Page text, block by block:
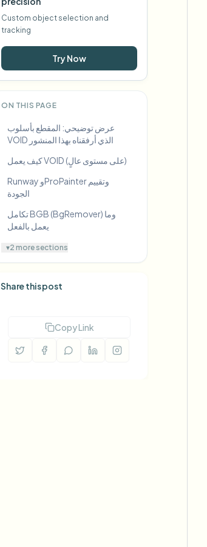
Custom object selection and
tracking
Try Now
ON THIS PAGE
عرض توضيحي: المقطع بأسلوب
VOID الذي أرفقناه بهذا المنشور
كيف يعمل VOID (على مستوى عالٍ)
Runway وProPainter وتقييم
الجودة
تكامل BGB (BgRemover) وما
يعمل بالفعل
▾2 more sections
Share this post
Copy Link